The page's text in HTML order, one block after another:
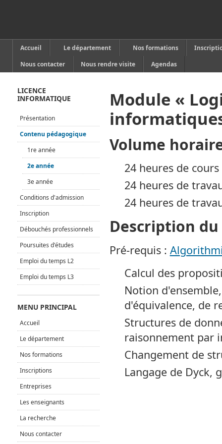
Accueil Le département Nos formations
Nous contacter
Nous rendre visite Agendas
Module «
Volume
24 heures de
24 heures de
24 heures de
Description
Pré-requis :
Calcul des
Notion
d'équivalence, de
Structures de
raisonnement par
Changement de
Langage de Dyck,
LICENCE
INFORMATIQUE
Présentation
Contenu pédagogique
1re année
2e année
3e année
Conditions d'admission
Inscription
Débouchés professionnels
Poursuites d'études
Emploi du temps L2
Emploi du temps L3
MENU PRINCIPAL
Accueil
Le département
Nos formations
Inscriptions
Entreprises
Les enseignants
La recherche
Nous contacter